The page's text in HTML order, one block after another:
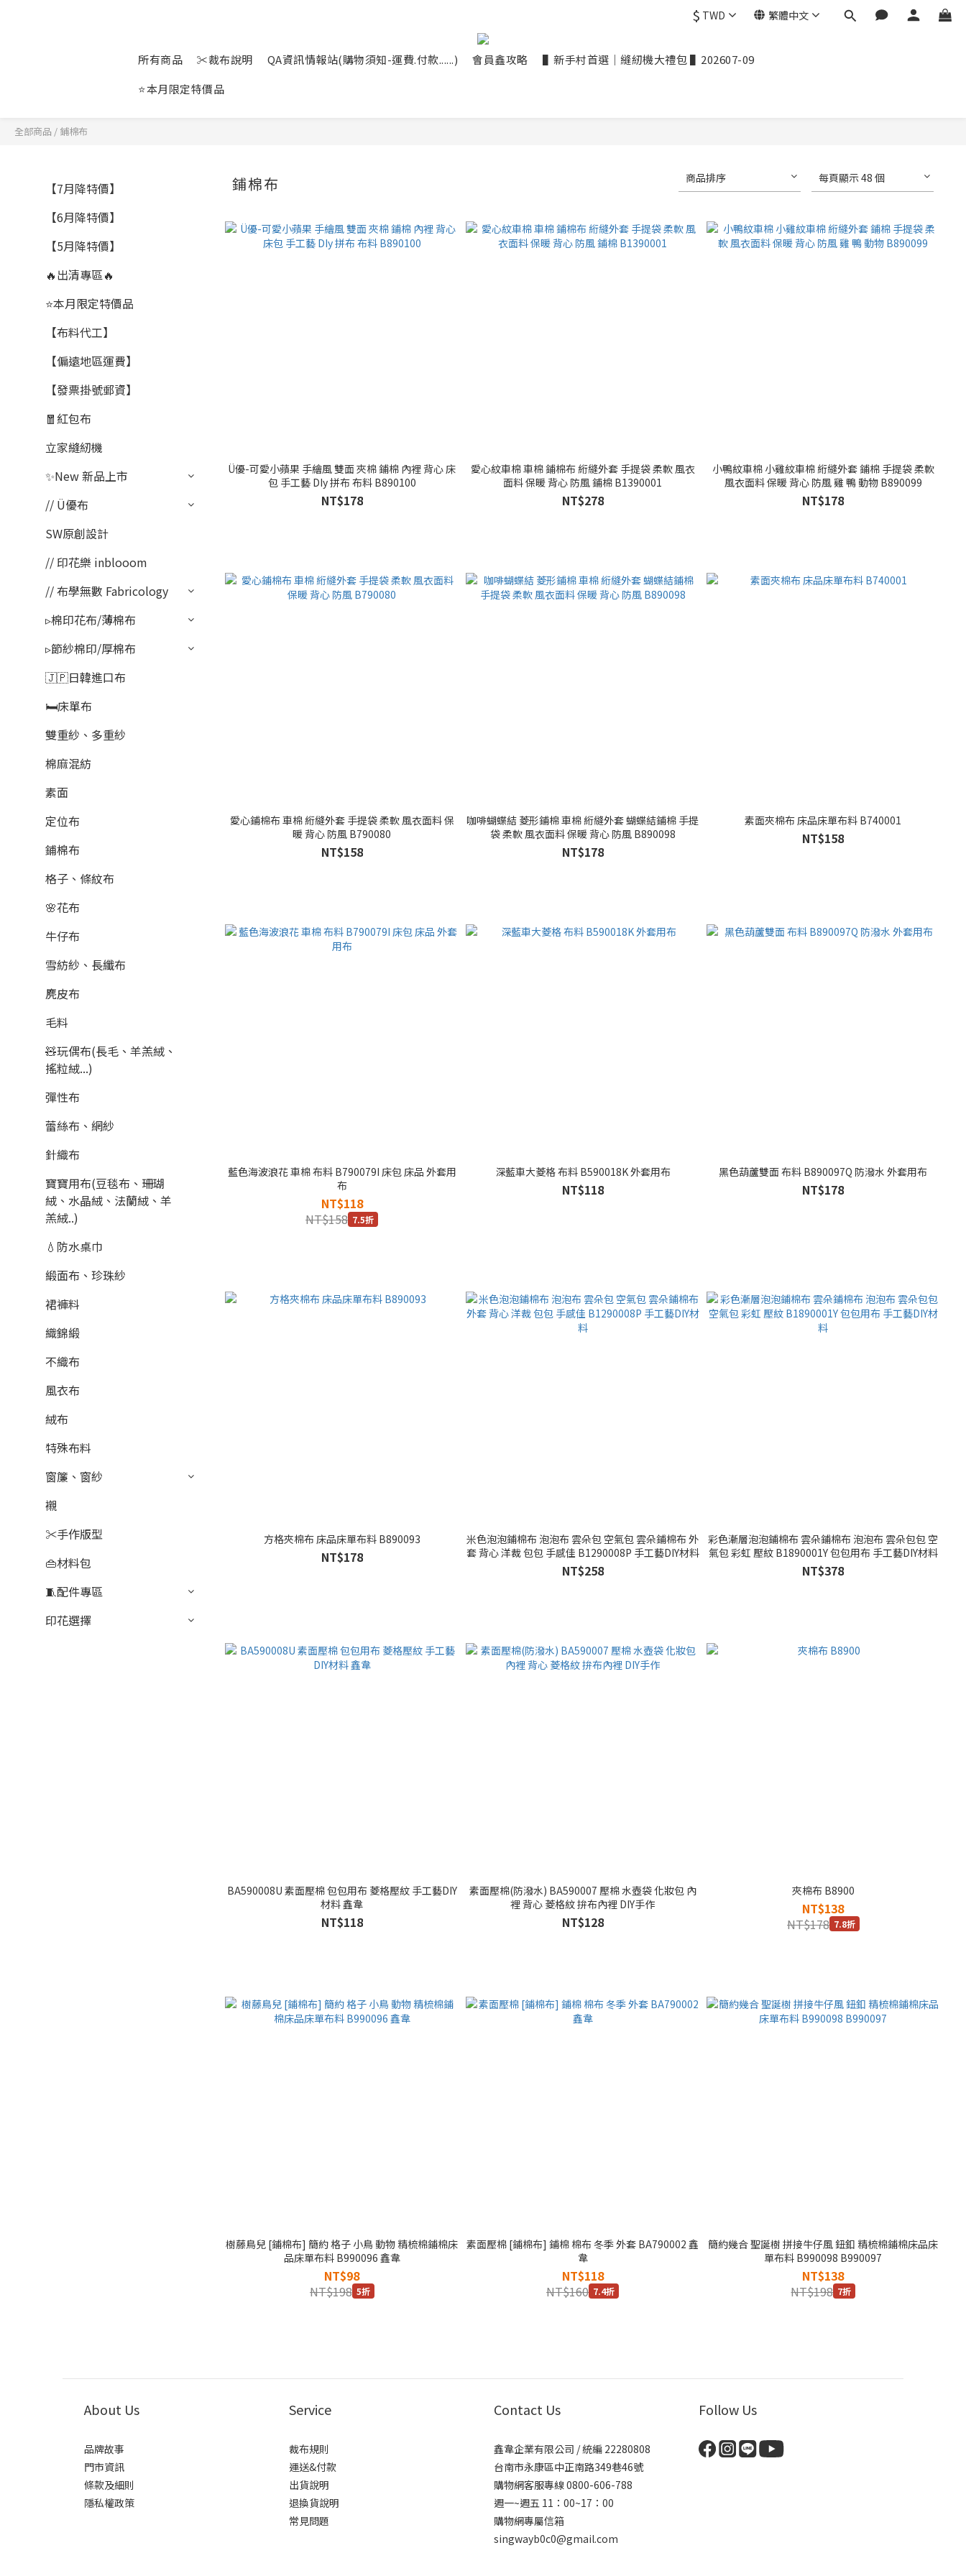
$ TWD 繁體中文
所有商品 ✂裁布說明 QA資訊情報站(購物須知-運費.付款......) 會員鑫攻略
▌新手村首選｜縫紉機大禮包 ▌202607-09
⭐本月限定特價品
全部商品 / 鋪棉布
【7月降特價】
【6月降特價】
【5月降特價】
🔥出清專區🔥
⭐本月限定特價品
【布料代工】
【偏遠地區運費】
【發票掛號郵資】
🧧紅包布
立家縫紉機
✨New 新品上市
// Ü優布
SW原創設計
// 印花樂 inblooom
// 布學無數 Fabricology
▹棉印花布/薄棉布
▹節紗棉印/厚棉布
🇯🇵日韓進口布
🛏️床單布
雙重紗、多重紗
棉麻混紡
素面
定位布
鋪棉布
格子、條紋布
🌸花布
牛仔布
雪紡紗、長纖布
麂皮布
毛料
🧸玩偶布(長毛、羊羔絨、
搖粒絨...)
彈性布
蕾絲布、網紗
針織布
寶寶用布(豆毯布、珊瑚
絨、水晶絨、法蘭絨、羊
羔絨..)
💧防水桌巾
緞面布、珍珠紗
裙褲料
織錦緞
不織布
風衣布
絨布
特殊布料
窗簾、窗紗
襯
✂️手作版型
👜材料包
🧵配件專區
印花選擇
鋪棉布 商品排序 每頁顯示 48 個
Ü優-可愛小蘋果 手繪風 雙面 夾棉 鋪棉 內裡 背心 床
包 手工藝 DIy 拼布 布料 B890100
NT$178
愛心紋車棉 車棉 鋪棉布 絎縫外套 手提袋 柔軟 風衣
面料 保暖 背心 防風 鋪棉 B1390001
NT$278
小鴨紋車棉 小雞紋車棉 絎縫外套 鋪棉 手提袋 柔軟
風衣面料 保暖 背心 防風 雞 鴨 動物 B890099
NT$178
愛心鋪棉布 車棉 絎縫外套 手提袋 柔軟 風衣面料 保
暖 背心 防風 B790080
NT$158
咖啡蝴蝶結 菱形鋪棉 車棉 絎縫外套 蝴蝶結鋪棉 手提
袋 柔軟 風衣面料 保暖 背心 防風 B890098
NT$178
素面夾棉布 床品床單布料 B740001
NT$158
藍色海波浪花 車棉 布料 B790079I 床包 床品 外套用
布
NT$118
NT$158 7.5折
深藍車大菱格 布料 B590018K 外套用布
NT$118
黑色葫蘆雙面 布料 B890097Q 防潑水 外套用布
NT$178
方格夾棉布 床品床單布料 B890093
NT$178
米色泡泡鋪棉布 泡泡布 雲朵包 空氣包 雲朵鋪棉布 外
套 背心 洋裁 包包 手感佳 B1290008P 手工藝DIY材料
NT$258
彩色漸層泡泡鋪棉布 雲朵鋪棉布 泡泡布 雲朵包包 空
氣包 彩虹 壓紋 B1890001Y 包包用布 手工藝DIY材料
NT$378
BA590008U 素面壓棉 包包用布 菱格壓紋 手工藝DIY
材料 鑫韋
NT$118
素面壓棉(防潑水) BA590007 壓棉 水壺袋 化妝包 內
裡 背心 菱格紋 拚布內裡 DIY手作
NT$128
夾棉布 B8900
NT$138
NT$178 7.8折
樹藤鳥兒 [鋪棉布] 簡約 格子 小鳥 動物 精梳棉鋪棉床
品床單布料 B990096 鑫韋
NT$98
NT$198 5折
素面壓棉 [鋪棉布] 鋪棉 棉布 冬季 外套 BA790002 鑫
韋
NT$118
NT$160 7.4折
簡約幾合 聖誕樹 拼接牛仔風 鈕釦 精梳棉鋪棉床品床
單布料 B990098 B990097
NT$138
NT$198 7折
About Us
品牌故事
門市資訊
條款及細則
隱私權政策
Service
裁布規則
運送&付款
出貨說明
退換貨說明
常見問題
Contact Us
鑫韋企業有限公司 / 統編 22280808
台南市永康區中正南路349巷46號
購物網客服專線 0800-606-788
週一~週五 11：00~17：00
購物網專屬信箱
singwayb0c0@gmail.com
Follow Us